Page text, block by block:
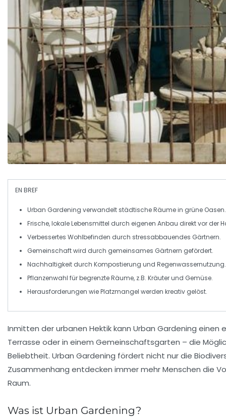
EN BREF
Urban Gardening verwandelt städtische Räume in grüne Oasen.
Frische, lokale Lebensmittel durch eigenen Anbau direkt vor der
Verbessertes Wohlbefinden durch stressabbauendes Gärtnern.
Gemeinschaftwird durch gemeinsames Gärtnern gefördert.
Nachhaltigkeit durch Kompostierung und Regenwassernutzung.
Pflanzenwahl für begrenzte Räume, z.B. Kräuter und Gemüse.
Herausforderungen wie Platzmangel werden kreativ gelöst.
Inmitten der urbanen Hektik kann Urban Gardening einen
Terrasse oder in einem Gemeinschaftsgarten – die
Beliebtheit. Urban Gardening fördert nicht nur die
Zusammenhang entdecken immer mehr Menschen die
Raum.
Was ist Urban Gardening?